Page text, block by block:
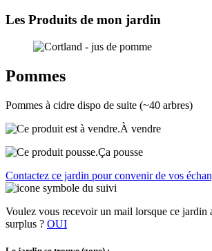
Les Produits de mon jardin
Pommes
Pommes à cidre dispo de suite (~40 arbres)
À vendre
Ça pousse
Contactez ce jardin pour convenir de vos
Voulez vous recevoir un mail lorsque ce jardin
surplus ? OUI